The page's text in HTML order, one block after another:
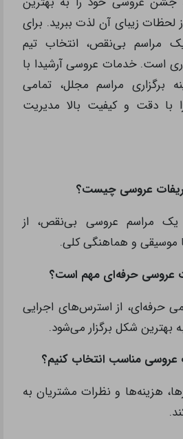
زیبای آن لذت ببرید. برای
یک مراسم بی‌نقص، انتخاب تیم
است. خدمات عروسی آرشیدا با
برگزاری مراسم‌ مجلل، تمامی
دقت و کیفیت بالا مدیریت
یک مراسم عروسی بی‌نقص، از
موسیقی و هماهنگی کلی.
حرفه‌ای، از استرس‌های اجرایی
شکل برگزار می‌شود.
هزینه‌ها و نظرات مشتریان به